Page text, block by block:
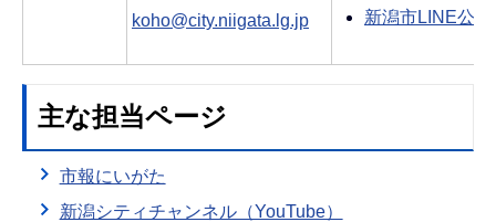
koho@city.niigata.lg.jp
新潟市LINE公
主な担当ページ
市報にいがた
新潟シティチャンネル（YouTube）